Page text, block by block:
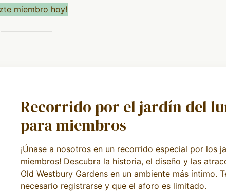
miembro hoy!
Recorrido por el jardín del
para miembros
¡Únase a nosotros en un recorrido especial por los
miembros! Descubra la historia, el diseño y las
Old Westbury Gardens en un ambiente más íntimo.
necesario registrarse y que el aforo es limitado.